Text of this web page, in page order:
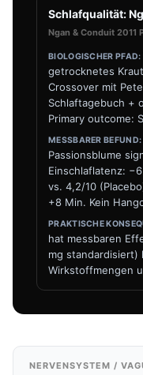
Schlafqualität:
Ngan & Conduit 2011
getrocknetes
Crossover mit
Schlaftagebuch +
Primary outcome:
Passionsblume
Einschlaflatenz:
vs. 4,2/10
+8 Min. Kein
hat messbaren
mg
Wirkstoffmengen
NERVENSYSTEM /